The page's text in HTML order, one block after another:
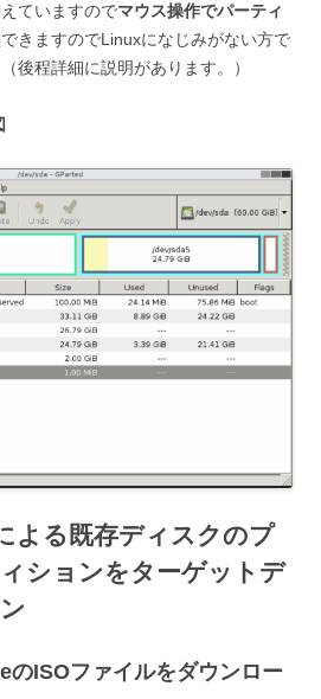
ていますのでマウス操作でパーティ
きますのでLinuxになじみがない方で
後程詳細に説明があります。）
よる既存ディスクのプ
ションをターゲットデ
ISOファイルをダウンロー